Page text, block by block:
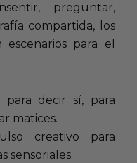
preguntar,
compartida, los
para el
para decir sí, para
matices.
creativo para
sensoriales.